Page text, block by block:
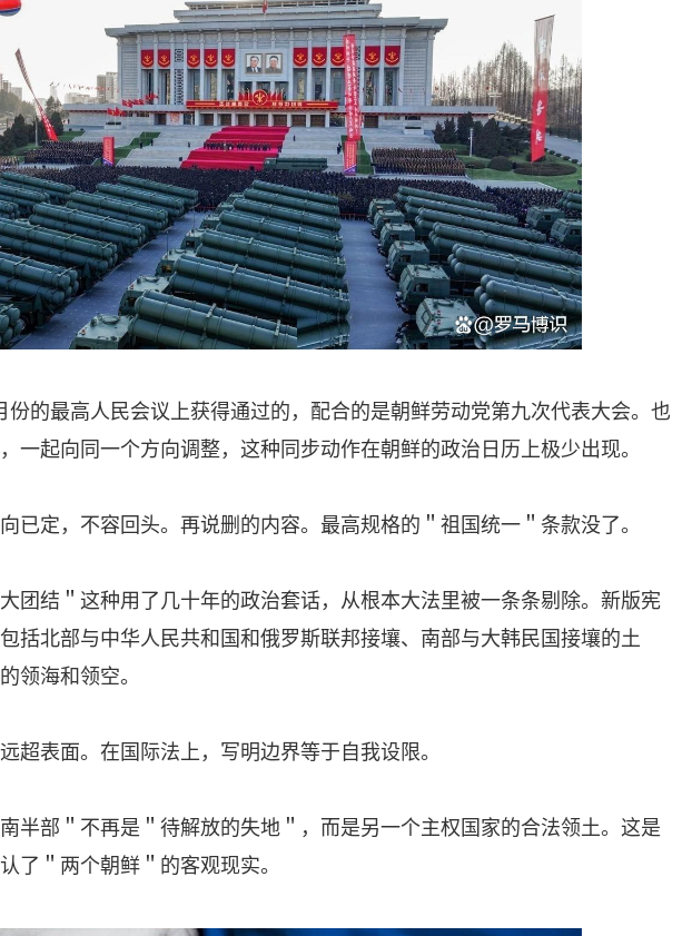
份的最高人民会议上获得通过的，配合的是朝鲜劳动党第九次代表大会。也
一起向同一个方向调整，这种同步动作在朝鲜的政治日历上极少出现。
已定，不容回头。再说删的内容。最高规格的＂祖国统一＂条款没了。
团结＂这种用了几十年的政治套话，从根本大法里被一条条剔除。新版宪
括北部与中华人民共和国和俄罗斯联邦接壤、南部与大韩民国接壤的土
领海和领空。
超表面。在国际法上，写明边界等于自我设限。
半部＂不再是＂待解放的失地＂，而是另一个主权国家的合法领土。这是
了＂两个朝鲜＂的客观现实。